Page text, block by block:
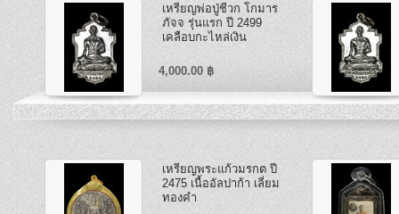
เหรียญพ่อปู่ชีวก โกมาร
ภัจจ รุ่นแรก ปี 2499
เคลือบกะไหล่เงิน
4,000.00 ฿
เหรียญพระแก้วมรกต ปี
2475 เนื้ออัลปาก้า เลี่ยม
ทองคำ